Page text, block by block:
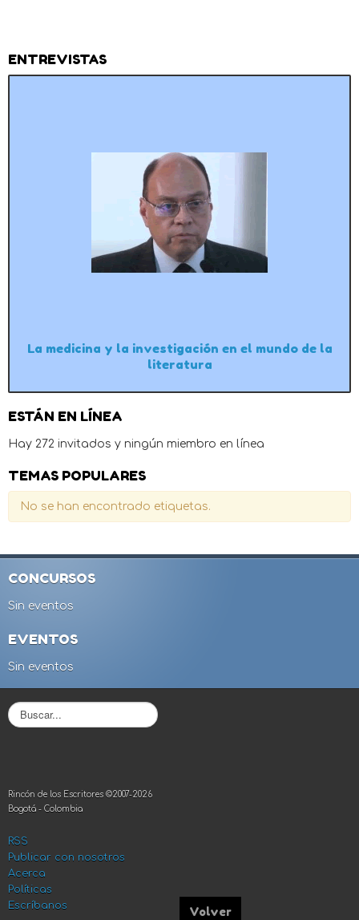
ENTREVISTAS
La medicina y la investigación en el mundo de la
literatura
ESTÁN EN LÍNEA
Hay 272 invitados y ningún miembro en línea
TEMAS POPULARES
No se han encontrado etiquetas.
CONCURSOS
Sin eventos
EVENTOS
Sin eventos
B
u
r
.
.
Rincón de los Escritores ©2007-2026
Bogotá - Colombia
RSS
Publicar con nosotros
Acerca
Políticas
Escríbanos
Volver